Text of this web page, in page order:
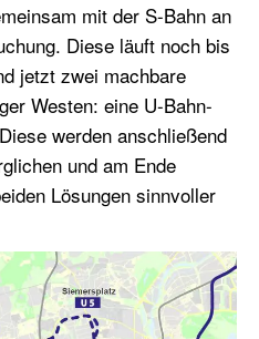
mit der S-Bahn an
Diese läuft noch bis
jetzt zwei machbare
Westen: eine U-Bahn-
werden anschließend
und am Ende
Lösungen sinnvoller